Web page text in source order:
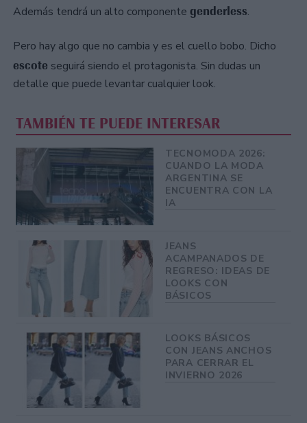
Además tendrá un alto componente genderless.
Pero hay algo que no cambia y es el cuello bobo. Dicho
escote seguirá siendo el protagonista. Sin dudas un
detalle que puede levantar cualquier look.
TAMBIÉN TE PUEDE INTERESAR
TECNOMODA 2026:
CUANDO LA MODA
ARGENTINA SE
ENCUENTRA CON LA
IA
JEANS
ACAMPANADOS DE
REGRESO: IDEAS DE
LOOKS CON
BÁSICOS
LOOKS BÁSICOS
CON JEANS ANCHOS
PARA CERRAR EL
INVIERNO 2026